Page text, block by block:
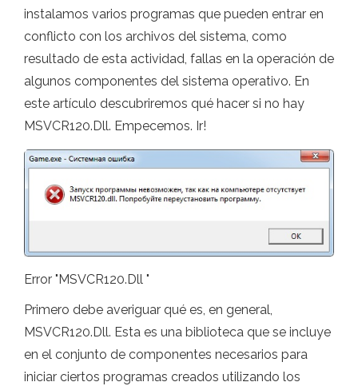
instalamos varios programas que pueden entrar en
conflicto con los archivos del sistema, como
resultado de esta actividad, fallas en la operación de
algunos componentes del sistema operativo. En
este artículo descubriremos qué hacer si no hay
MSVCR120.Dll. Empecemos. Ir!
Error "MSVCR120.Dll "
Primero debe averiguar qué es, en general,
MSVCR120.Dll. Esta es una biblioteca que se incluye
en el conjunto de componentes necesarios para
iniciar ciertos programas creados utilizando los